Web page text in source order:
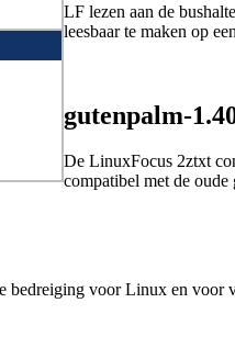
LF lezen aan de
leesbaar te maken op
gutenpalm-
De LinuxFocus 2ztxt
compatibel met de
voor Linux en